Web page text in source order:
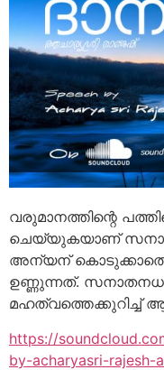
വരുമാനത്തിന്റെ
ചെയ്യുകയാണ്
അന്യന്
ഉണ്ണുന്നത്.
മഹത്വത്തെക്കുറിച്ച്
https://
by-acharyasri-rajesh-